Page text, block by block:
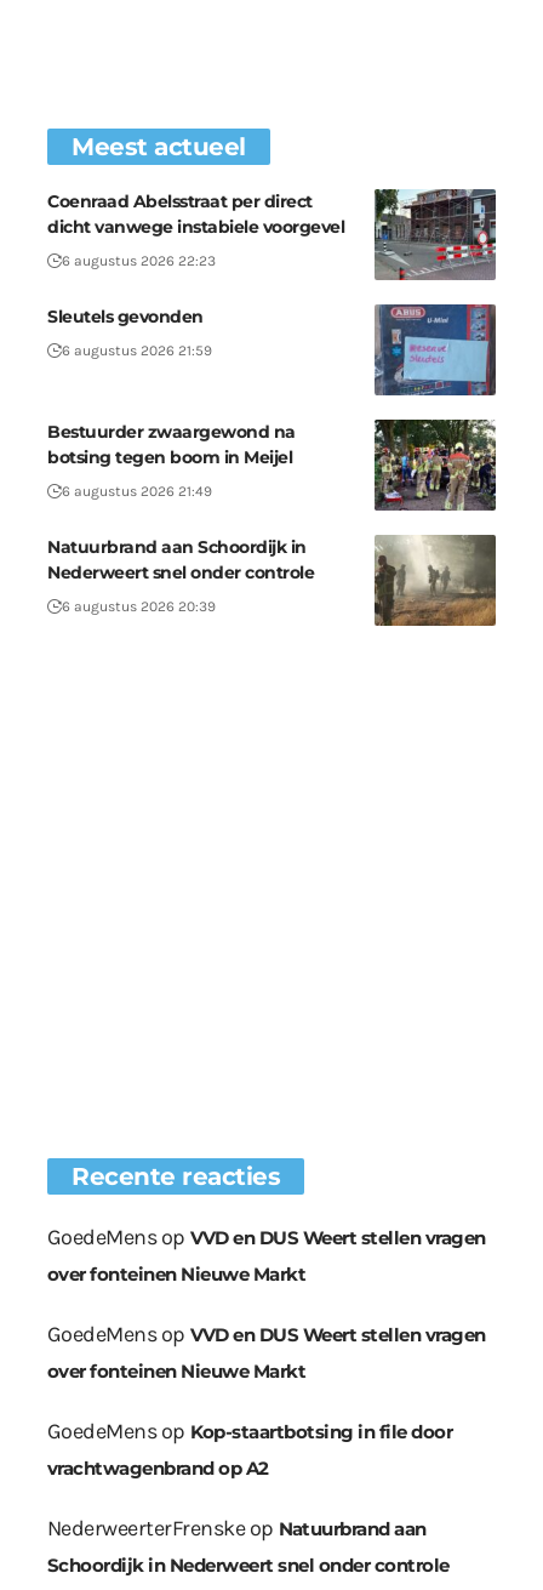
Meest actueel
Coenraad Abelsstraat per direct
dicht vanwege instabiele voorgevel
6 augustus 2026 22:23
Sleutels gevonden
6 augustus 2026 21:59
Bestuurder zwaargewond na
botsing tegen boom in Meijel
6 augustus 2026 21:49
Natuurbrand aan Schoordijk in
Nederweert snel onder controle
6 augustus 2026 20:39
Recente reacties
GoedeMensop VVD en DUS Weert stellen vragen
over fonteinen Nieuwe Markt
GoedeMensop VVD en DUS Weert stellen vragen
over fonteinen Nieuwe Markt
GoedeMensop Kop-staartbotsing in file door
vrachtwagenbrand op A2
NederweerterFrenskeop Natuurbrand aan
Schoordijk in Nederweert snel onder controle